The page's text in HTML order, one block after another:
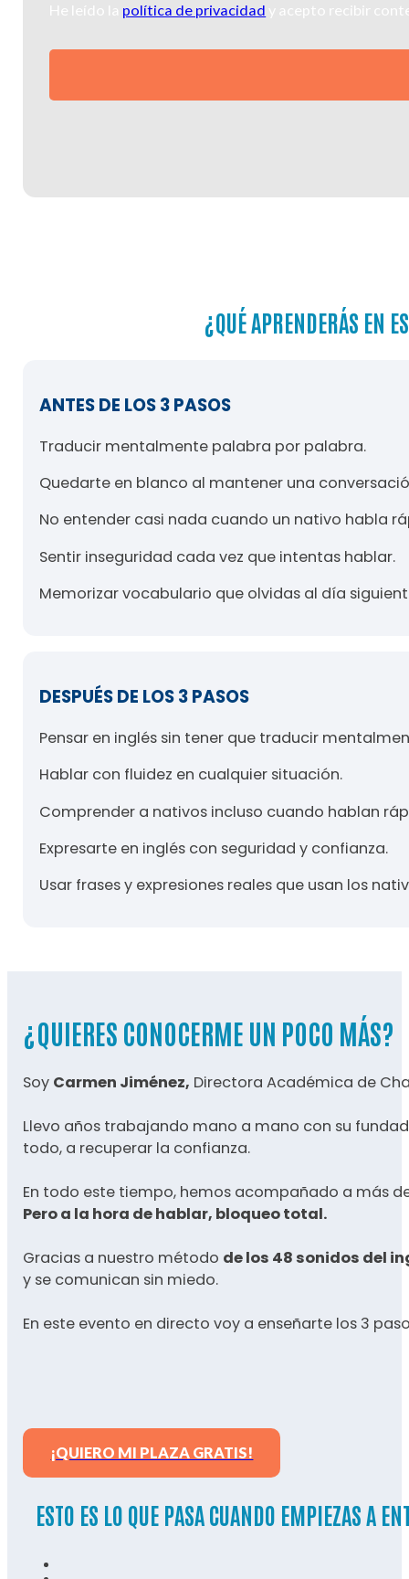
(Required)
He leído la política de privacidad y acepto recibir
¿QUÉ APRENDERÁS EN
ANTES DE LOS 3 PASOS
Traducir mentalmente palabra por palabra.
Quedarte en blanco al mantener una
No entender casi nada cuando un nativo habla
Sentir inseguridad cada vez que intentas hablar.
Memorizar vocabulario que olvidas al día
DESPUÉS DE LOS 3 PASOS
Pensar en inglés sin tener que traducir
Hablar con fluidez en cualquier situación.
Comprender a nativos incluso cuando hablan
Expresarte en inglés con seguridad y confianza.
Usar frases y expresiones reales que usan los
¿QUIERES CONOCERME UN POCO MÁS?
Soy Carmen Jiménez, Directora Académica de
Llevo años trabajando mano a mano con su
todo, a recuperar la confianza.
En todo este tiempo, hemos acompañado a más
Pero a la hora de hablar, bloqueo total.
Gracias a nuestro método de los 48 sonidos del
y se comunican sin miedo.
En este evento en directo voy a enseñarte los 3
¡QUIERO MI PLAZA GRATIS!
ESTO ES LO QUE PASA CUANDO EMPIEZAS A